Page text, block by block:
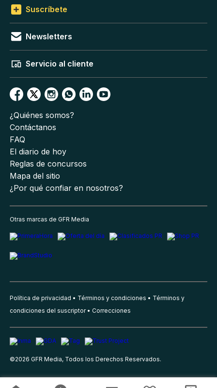
Suscríbete
Newsletters
Servicio al cliente
¿Quiénes somos?
Contáctanos
FAQ
El diario de hoy
Reglas de concursos
Mapa del sitio
¿Por qué confiar en nosotros?
Otras marcas de GFR Media
Política de privacidad Términos y condiciones
Términos y
condiciones del suscriptor
Correcciones
©2026 GFR Media, Todos los Derechos Reservados.